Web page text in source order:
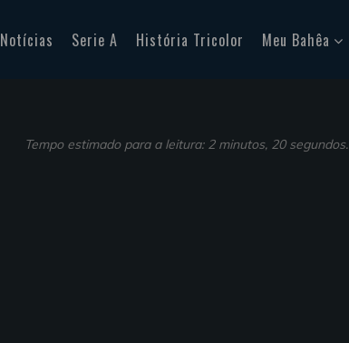
Notícias Serie A História Tricolor Meu Bahêa
Tempo estimado para a leitura: 2 minutos, 20 segundos.